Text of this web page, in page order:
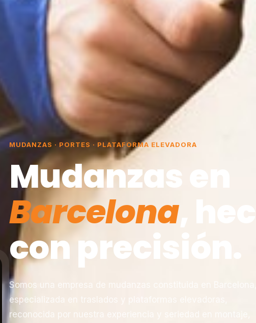
MUDANZAS · PORTES · PLATAFORMA ELEVADORA
Mudanzas en
Barcelona,
con precisión.
Somos una empresa de mudanzas constituida en Barcelona,
especializada en traslados y plataformas elevadoras,
reconocida por nuestra experiencia y seriedad en montaje,